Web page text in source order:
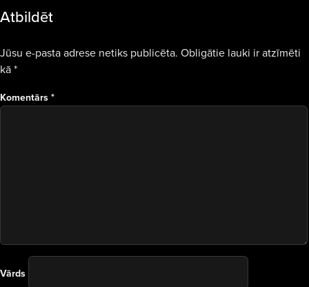
Atbildēt
Jūsu e-pasta adrese netiks publicēta. Obligātie lauki ir atzīmēti
kā*
Komentārs *
Vārds